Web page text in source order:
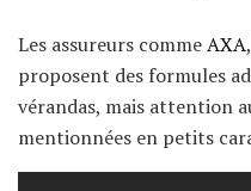
Les assureurs commeAXA
proposent des formules
vérandas, mais attention
mentionnées en petits